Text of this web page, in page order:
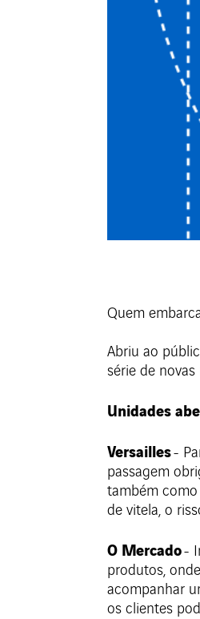
Quem
Abriu ao
série de novas
Unidades
Versailles-
passagem
também
de vitela, o
O Mercado-
produtos,
acompanhar
os clientes